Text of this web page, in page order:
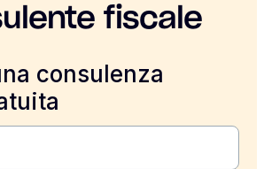
fiscale
consulenza